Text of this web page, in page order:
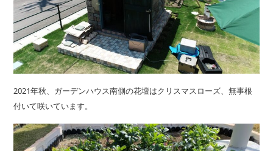
2021年秋、ガーデンハウス南側の花壇はクリスマスローズ、無事根
付いて咲いています。